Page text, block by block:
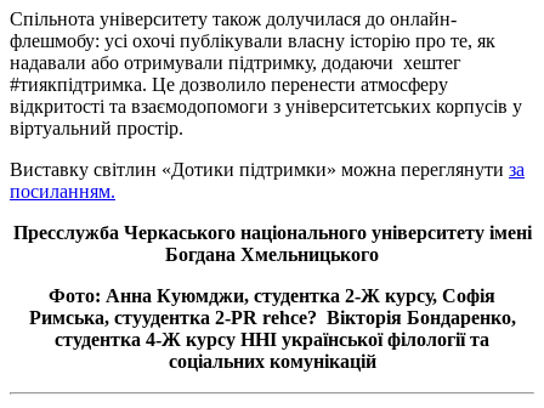
Спільнота університету також долучилася до онлайн-
флешмобу: усі охочі публікували власну історію про те, як
надавали або отримували підтримку, додаючи хештег
#тиякпідтримка. Це дозволило перенести атмосферу
відкритості та взаємодопомоги з університетських корпусів у
віртуальний простір.
Виставку світлин «Дотики підтримки» можна переглянути за
посиланням.
Пресслужба Черкаського національного університету імені
Богдана Хмельницького
Фото: Анна Куюмджи, студентка 2-Ж курсу, Софія
Римська, стуудентка 2-PR rehce? Вікторія Бондаренко,
студентка 4-Ж курсу ННІ української філології та
соціальних комунікацій